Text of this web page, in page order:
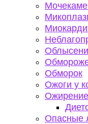
Обморок
Ожоги у
Опасные